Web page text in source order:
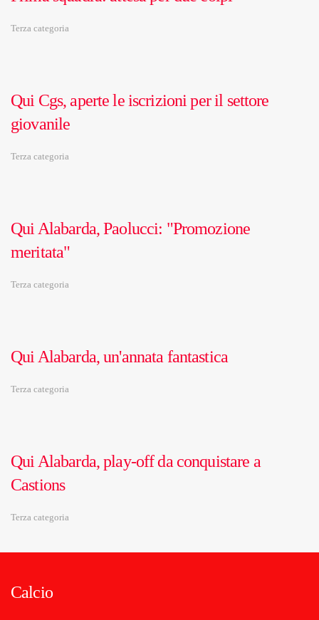
Terza categoria
Qui Cgs, aperte le iscrizioni per il settore
giovanile
Terza categoria
Qui Alabarda, Paolucci: "Promozione
meritata"
Terza categoria
Qui Alabarda, un'annata fantastica
Terza categoria
Qui Alabarda, play-off da conquistare a
Castions
Terza categoria
Calcio